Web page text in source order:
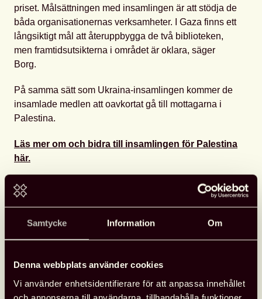
Samtycke Information Om
Denna webbplats använder cookies
Vi använder enhetsidentifierare för att anpassa innehållet
priset. Målsättningen med insamlingen är att stödja de
båda organisationernas verksamheter. I Gaza finns ett
långsiktigt mål att återuppbygga de två biblioteken,
men framtidsutsikterna i området är oklara, säger
Borg.
På samma sätt som Ukraina-insamlingen kommer de
insamlade medlen att oavkortat gå till mottagarna i
Palestina.
Läs mer om och bidra till insamlingen för Palestina
här.
Läs mer om och bidra till insamlingen för Ukraina
här.
26 juni, 2026 Opinion